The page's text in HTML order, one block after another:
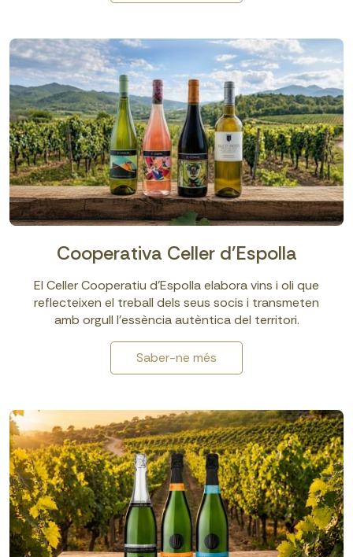
Cooperativa Celler d'Espolla
El Celler Cooperatiu d’Espolla elabora vins i oli que
reflecteixen el treball dels seus socis i transmeten
amb orgull l’essència autèntica del territori.
Saber-ne més